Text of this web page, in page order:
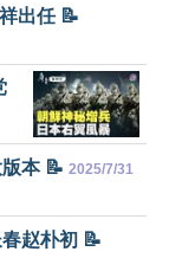
出任 📝
本 📝 2025/7/31
赵朴初 📝